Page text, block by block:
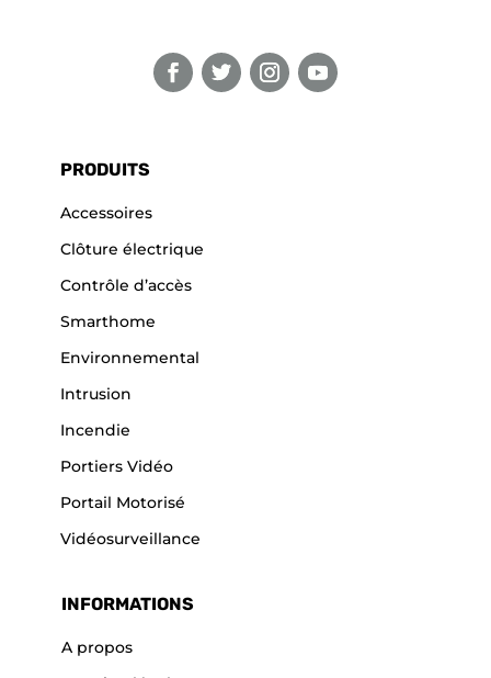
PRODUITS
Accessoires
Clôture électrique
Contrôle d’accès
Smarthome
Environnemental
Intrusion
Incendie
Portiers Vidéo
Portail Motorisé
Vidéosurveillance
INFORMATIONS
A propos